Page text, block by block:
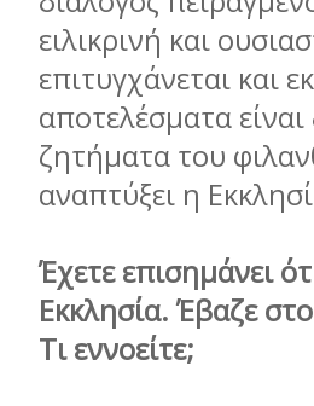
ειλικρινή και
επιτυγχάνεται και
αποτελέσματα
ζητήματα του
αναπτύξει η
Έχετε επισημάνει
Εκκλησία. Έβαζε
Τι εννοείτε;